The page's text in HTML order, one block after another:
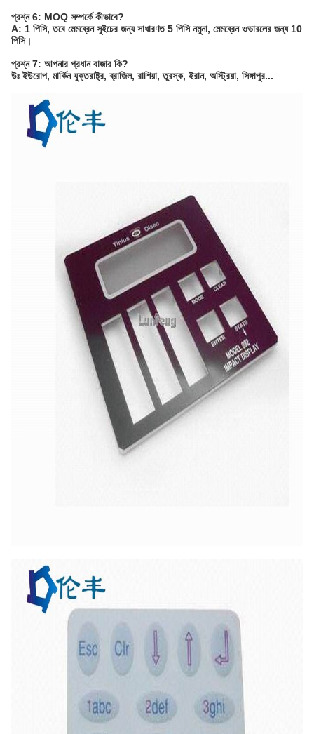
প্রশ্ন 6: MOQ সম্পর্কে কীভাবে?
A: 1 পিসি, তবে মেমব্রেন সুইচের জন্য সাধারণত 5 পিসি নমুনা, মেমব্রেন ওভারলের জন্য 10
পিসি।
প্রশ্ন 7: আপনার প্রধান বাজার কি?
উঃ ইউরোপ, মার্কিন যুক্তরাষ্ট্র, ব্রাজিল, রাশিয়া, তুরস্ক, ইরান, অস্ট্রিয়া, সিঙ্গাপুর...